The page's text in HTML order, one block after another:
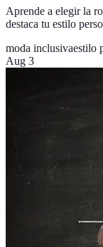
Aprende a elegir la
destaca tu estilo
moda inclusivaestilo
Aug 3